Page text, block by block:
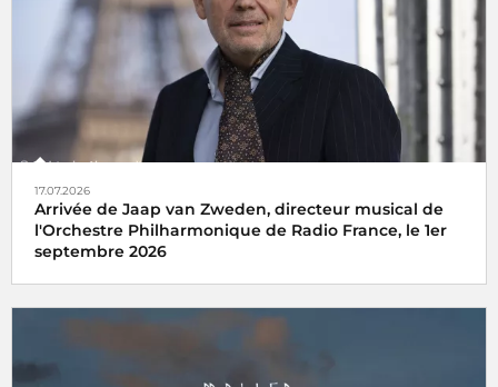
17.07.2026
Arrivée de Jaap van Zweden, directeur musical de
l'Orchestre Philharmonique de Radio France, le 1er
septembre 2026